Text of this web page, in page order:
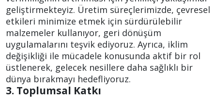
geliştirmekteyiz. Üretim süreçlerimizde, çevresel
etkileri minimize etmek için sürdürülebilir
malzemeler kullanıyor, geri dönüşüm
uygulamalarını teşvik ediyoruz. Ayrıca, iklim
değişikliği ile mücadele konusunda aktif bir rol
üstlenerek, gelecek nesillere daha sağlıklı bir
dünya bırakmayı hedefliyoruz.
3. Toplumsal Katkı